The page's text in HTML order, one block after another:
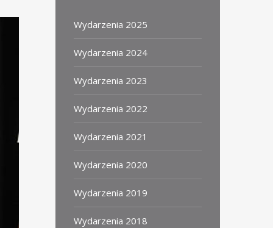
Wydarzenia 2025
Wydarzenia 2024
Wydarzenia 2023
Wydarzenia 2022
Wydarzenia 2021
Wydarzenia 2020
Wydarzenia 2019
Wydarzenia 2018